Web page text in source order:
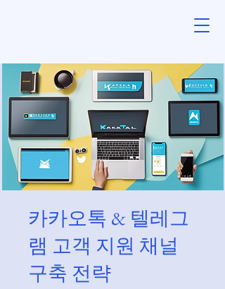
카카오톡 & 텔레그
램 고객 지원 채널
구축 전략